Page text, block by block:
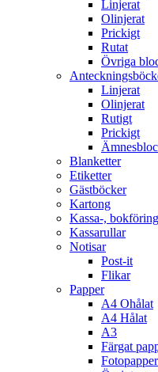
Linjerat
Olinjerat
Prickigt
Rutat
Övriga
Linjerat
Olinjerat
Rutigt
Prickigt
Blanketter
Etiketter
Gästböcker
Kartong
Kassa-,
Kassarullar
Notisar
Post-it
Flikar
Papper
A4 Ohålat
A4 Hålat
A3
Färgat
Fotopapper